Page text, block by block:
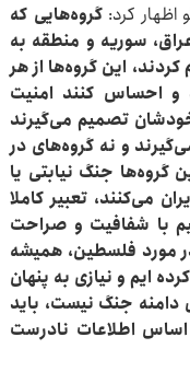
اظهار کرد:گروه‌هایی که
سوریه و منطقه به
این گروه‌ها از هر
و احساس کنند امنیت
تصمیم می‌گیرند
و نه گروه‌های در
گروه‌ها جنگ نیابتی یا
می‌کنند، تعبیر کاملا
با شفافیت و صراحت
مورد فلسطین، همیشه
ایم و نیازی به پنهان
دامنه‌ جنگ نیست، باید
اطلاعات نادرست